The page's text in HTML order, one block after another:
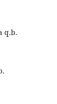
q.b.